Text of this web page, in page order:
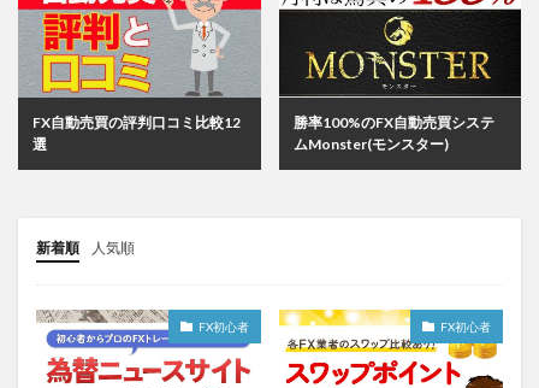
FX自動売買の評判口コミ比較12
選
勝率100%のFX自動売買システ
ムMonster(モンスター)
新着順 人気順
FX初心者 FX初心者